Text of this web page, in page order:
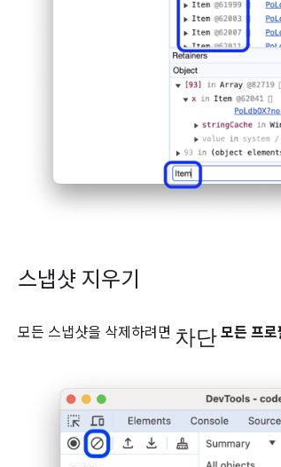
스냅샷 지우기
모든 스냅샷을 삭제하려면 차단 모든 프로